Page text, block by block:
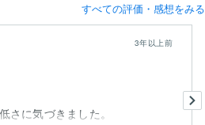
すべての評価・感想をみる
3年以上前
さに気づきました。